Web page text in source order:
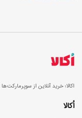
اکالا؛ خرید آنلاین از سوپرمارکت‌ها
اُکالا